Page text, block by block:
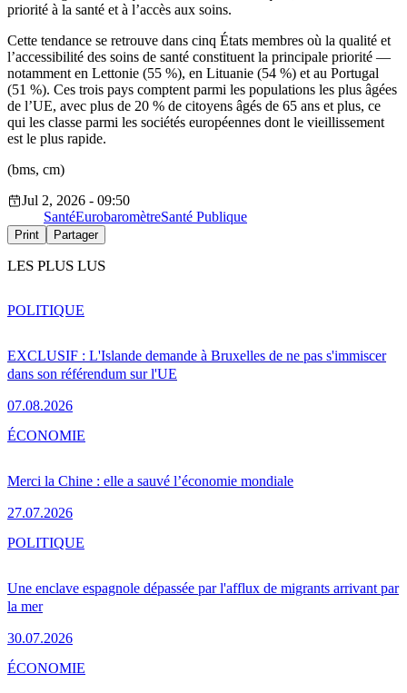
priorité à la santé et à l’accès aux soins.
Cette tendance se retrouve dans cinq États membres où la qualité et
l’accessibilité des soins de santé constituent la principale priorité —
notamment en Lettonie (55 %), en Lituanie (54 %) et au Portugal
(51 %). Ces trois pays comptent parmi les populations les plus âgées
de l’UE, avec plus de 20 % de citoyens âgés de 65 ans et plus, ce
qui les classe parmi les sociétés européennes dont le vieillissement
est le plus rapide.
(bms, cm)
Jul 2, 2026 - 09:50
SantéEurobaromètreSanté Publique
Print Partager
LES PLUS LUS
EXCLUSIF : L'Islande demande à Bruxelles de ne pas s'immiscer
dans son référendum sur l'UE
07.08.2026
POLITIQUE
Merci la Chine : elle a sauvé l’économie mondiale
27.07.2026
ÉCONOMIE
Une enclave espagnole dépassée par l'afflux de migrants arrivant par
la mer
30.07.2026
POLITIQUE
ÉCONOMIE